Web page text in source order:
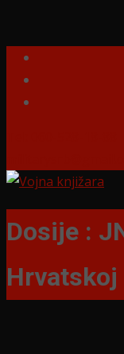
Dosije :
Hrvatskoj